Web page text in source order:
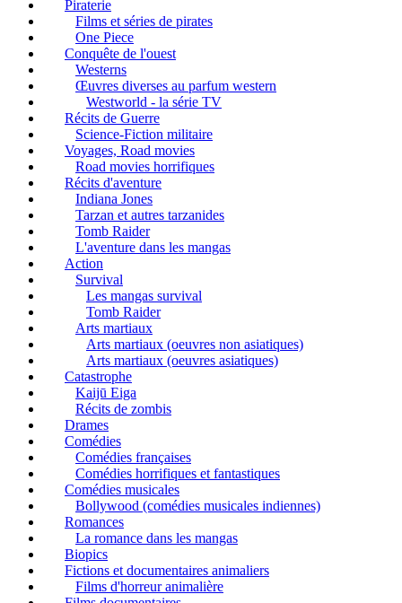
Piraterie
Films et séries de pirates
One Piece
Conquête de l'ouest
Westerns
Œuvres diverses au parfum western
Westworld - la série TV
Récits de Guerre
Science-Fiction militaire
Voyages, Road movies
Road movies horrifiques
Récits d'aventure
Indiana Jones
Tarzan et autres tarzanides
Tomb Raider
L'aventure dans les mangas
Action
Survival
Les mangas survival
Tomb Raider
Arts martiaux
Arts martiaux (oeuvres non asiatiques)
Arts martiaux (oeuvres asiatiques)
Catastrophe
Kaijū Eiga
Récits de zombis
Drames
Comédies
Comédies françaises
Comédies horrifiques et fantastiques
Comédies musicales
Bollywood (comédies musicales indiennes)
Romances
La romance dans les mangas
Biopics
Fictions et documentaires animaliers
Films d'horreur animalière